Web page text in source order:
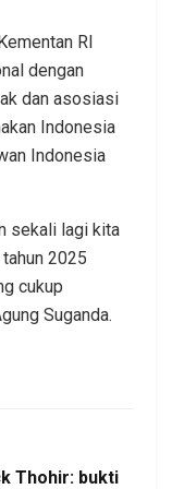
RI
dengan
dan asosiasi
Indonesia
Indonesia
sekali lagi kita
2025
cukup
Suganda.
Thohir: bukti